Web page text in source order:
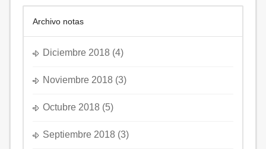
Archivo notas
Diciembre 2018 (4)
Noviembre 2018 (3)
Octubre 2018 (5)
Septiembre 2018 (3)